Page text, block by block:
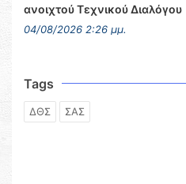
ανοιχτού Τεχνικού Διαλόγου
04/08/2026 2:26 μμ.
Tags
ΔΘΣ ΣΑΣ